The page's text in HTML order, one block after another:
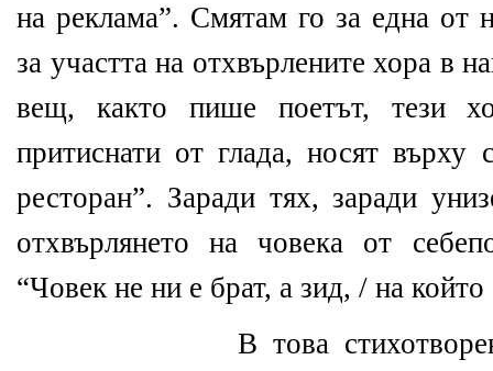
на реклама”. Смятам го за една от
за участта на отхвърлените хора в
вещ, както пише поетът, тези
притиснати от глада, носят
ресторан”. Заради тях, заради
отхвърлянето на човека от
“Човек не ни е брат, а зид, / на
В това